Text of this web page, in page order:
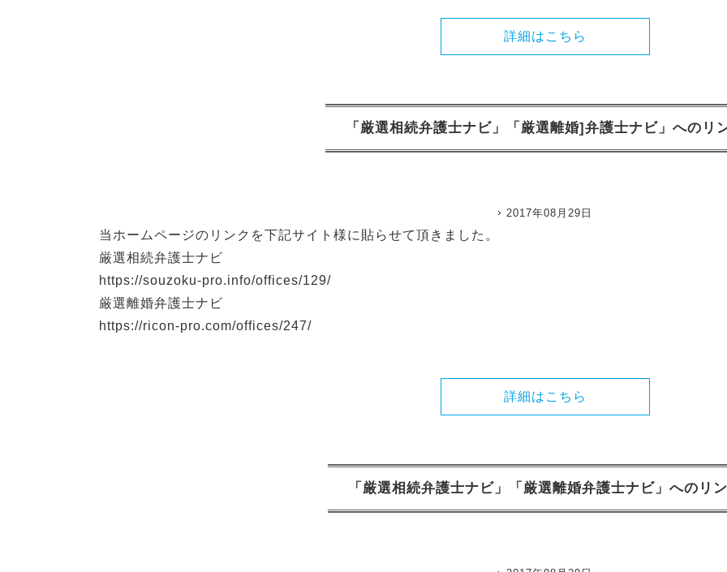
詳細はこちら
「厳選相続弁護士ナビ」「厳選離婚]弁護士ナビ」へのリ
2017年08月29日
当ホームページのリンクを下記サイト様に貼らせて頂きました。
厳選相続弁護士ナビ
https://souzoku-pro.info/offices/129/
厳選離婚弁護士ナビ
https://ricon-pro.com/offices/247/
詳細はこちら
「厳選相続弁護士ナビ」「厳選離婚弁護士ナビ」へのリ